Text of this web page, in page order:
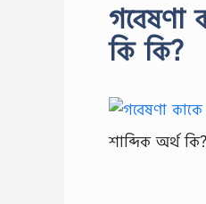
গবেষণা
কি কি?
শাব্দিক অর্থ